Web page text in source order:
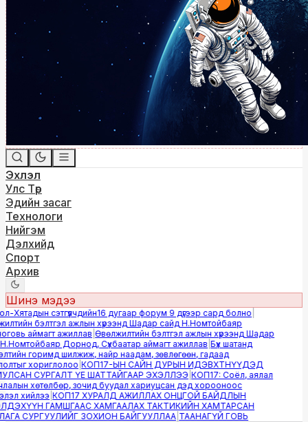
Эхлэл
Улс Төр
Эдийн засаг
Технологи
Нийгэм
Дэлхийд
Спорт
Архив
Шинэ мэдээ
Хятадын сэтгүүлчдийн16 дугаар форум 9 дүгээр сард болно|
бэлтгэл ажлын хүрээнд Шадар сайд Н.Номтойбаяр
аймагт ажиллав|Өвөлжилтийн бэлтгэл ажлын хүрээнд Шадар
Дорнод, Сүхбаатар аймагт ажиллав|Бүх шатанд
горимд шилжиж, найр наадам, зөвлөгөөн, гадаад
хориглолоо|КОП17-ЫН САЙН ДУРЫН ИДЭВХТНҮҮДЭД
СУРГАЛТ ҮЕ ШАТТАЙГААР ЭХЭЛЛЭЭ|КОП17: Соёл, аялал
хөтөлбөр, зочид буудал хариуцсан дэд хорооноос
хийлээ|КОП17 ХУРАЛД АЖИЛЛАХ ОНЦГОЙ БАЙДЛЫН
ГАМШГААС ХАМГААЛАХ ТАКТИКИЙН ХАМТАРСАН
СУРГУУЛИЙГ ЗОХИОН БАЙГУУЛЛАА|ТААНАГҮЙ ГОВЬ